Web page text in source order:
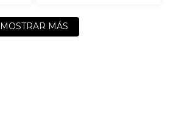
MOSTRAR MÁS